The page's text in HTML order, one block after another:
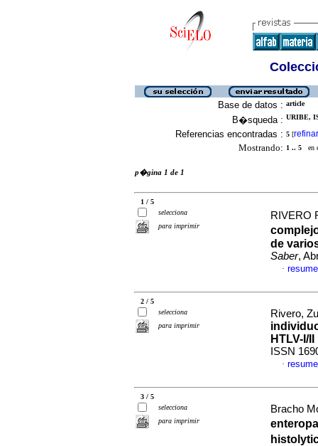
Base de datos : article
B�squeda : URIBE,
Referencias encontradas : 5 [refinar
Mostrando: 1 .. 5 en
p�gina 1 de 1
1 / 5
selecciona
para imprimir
RIVERO
de
Saber,
·
2 / 5
selecciona
para imprimir
Rivero,
HTLV-I/II
ISSN
·
3 / 5
selecciona
para imprimir
Bracho